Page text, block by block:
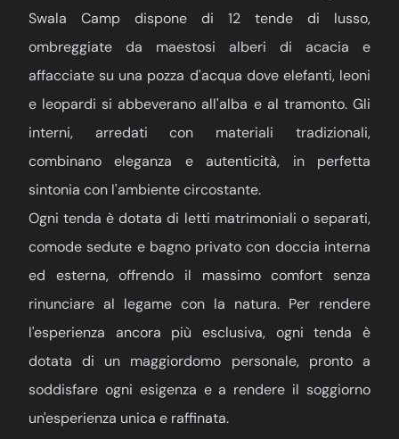
Swala Camp dispone di 12 tende di lusso,
ombreggiate da maestosi alberi di acacia e
affacciate su una pozza d'acqua dove elefanti, leoni
e leopardi si abbeverano all'alba e al tramonto. Gli
interni, arredati con materiali tradizionali,
combinano eleganza e autenticità, in perfetta
sintonia con l'ambiente circostante.
Ogni tenda è dotata di letti matrimoniali o separati,
comode sedute e bagno privato con doccia interna
ed esterna, offrendo il massimo comfort senza
rinunciare al legame con la natura. Per rendere
l'esperienza ancora più esclusiva, ogni tenda è
dotata di un maggiordomo personale, pronto a
soddisfare ogni esigenza e a rendere il soggiorno
un'esperienza unica e raffinata.